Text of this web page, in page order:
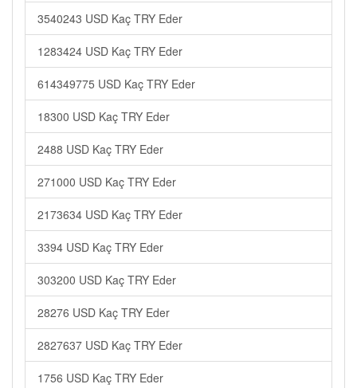
3540243 USD Kaç TRY Eder
1283424 USD Kaç TRY Eder
614349775 USD Kaç TRY Eder
18300 USD Kaç TRY Eder
2488 USD Kaç TRY Eder
271000 USD Kaç TRY Eder
2173634 USD Kaç TRY Eder
3394 USD Kaç TRY Eder
303200 USD Kaç TRY Eder
28276 USD Kaç TRY Eder
2827637 USD Kaç TRY Eder
1756 USD Kaç TRY Eder